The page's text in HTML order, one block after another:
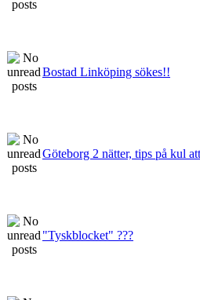
Bostad Linköping sökes!!
Göteborg 2 nätter, tips på kul
"Tyskblocket" ???